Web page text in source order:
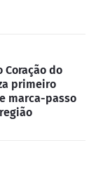
Coração do
primeiro
marca-passo